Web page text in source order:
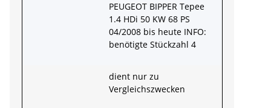
PEUGEOT BIPPER Tepee
1.4 HDi 50 KW 68 PS
04/2008 bis heute INFO:
benötigte Stückzahl 4
dient nur zu
Vergleichszwecken